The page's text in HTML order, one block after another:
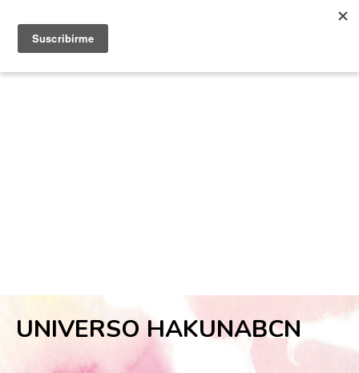
0
UNIVERSO HAKUNABCN